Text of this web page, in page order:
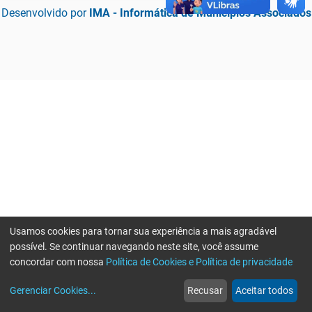
Desenvolvido por IMA - Informática de Municípios Associados
web
Notícias
more_horiz
Mais
Usamos cookies para tornar sua experiência a mais agradável
possível. Se continuar navegando neste site, você assume
concordar com nossa Política de Cookies e Política de privacidade
Gerenciar Cookies... Recusar Aceitar todos
Erro ao enviar informações, por favor tente novamente